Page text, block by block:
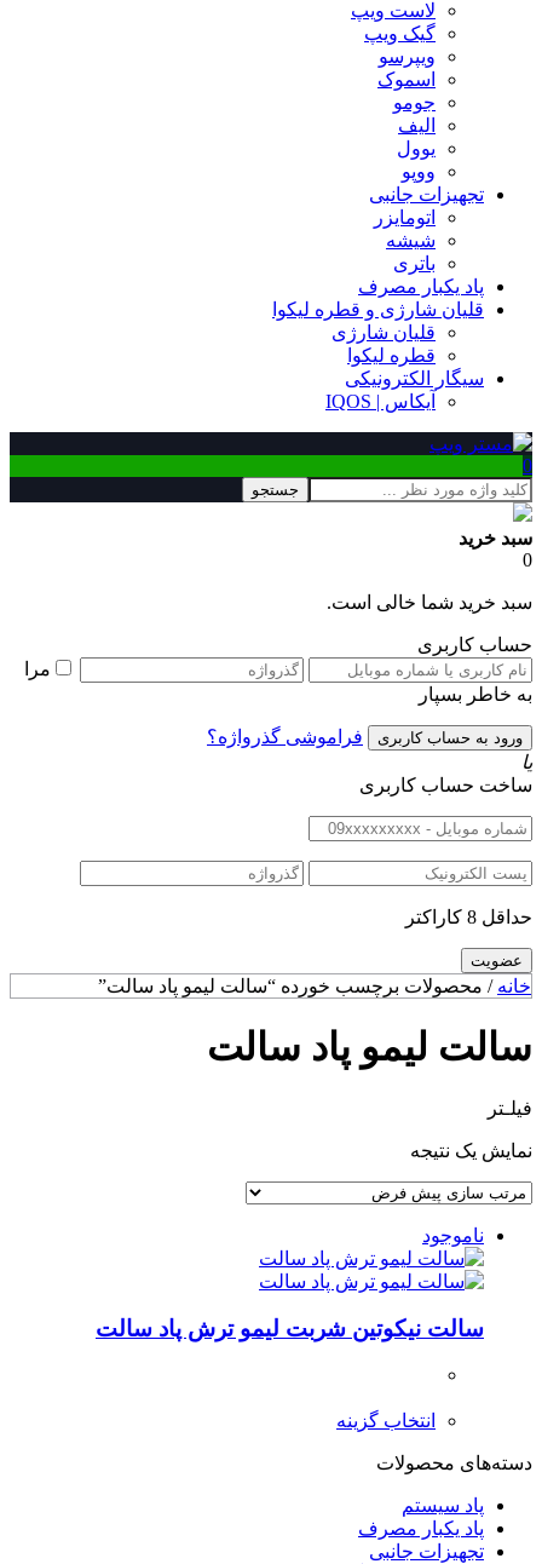
لاست ویپ
گیک ویپ
ویپرسو
اسموک
جومو
الیف
یوول
ووپو
تجهیزات جانبی
اتومایزر
شیشه
باتری
پاد یکبار مصرف
قلیان شارژی و قطره لیکوا
قلیان شارژی
قطره لیکوا
سیگار الکترونیکی
آیکاس | IQOS
0
جستجو
سبد خرید
0
سبد خرید شما خالی است.
حساب کاربری
مرا
به خاطر بسپار
فراموشی گذرواژه؟
یا
ساخت حساب کاربری
حداقل 8 کاراکتر
خانه / محصولات برچسب خورده “سالت لیمو پاد سالت”
سالت لیمو پاد سالت
فیلـتر
نمایش یک نتیجه
ناموجود
سالت نیکوتین شربت لیمو ترش پاد سالت
انتخاب گزینه
دسته‌های محصولات
پاد سیستم
پاد یکبار مصرف
تجهیزات جانبی